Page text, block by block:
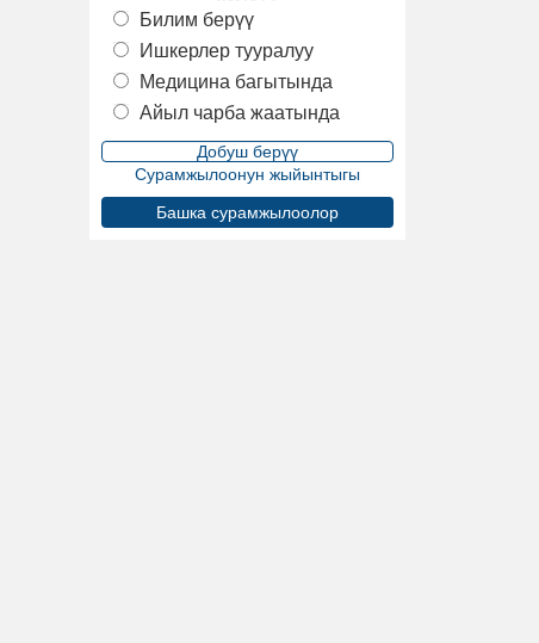
Билим берүү
Ишкерлер тууралуу
Медицина багытында
Айыл чарба жаатында
Сурамжылоонун жыйынтыгы
Башка сурамжылоолор